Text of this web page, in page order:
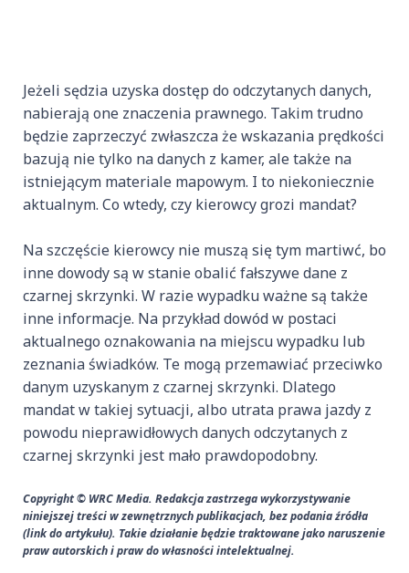
Jeżeli sędzia uzyska dostęp do odczytanych danych,
nabierają one znaczenia prawnego. Takim trudno
będzie zaprzeczyć zwłaszcza że wskazania prędkości
bazują nie tylko na danych z kamer, ale także na
istniejącym materiale mapowym. I to niekoniecznie
aktualnym. Co wtedy, czy kierowcy grozi mandat?
Na szczęście kierowcy nie muszą się tym martiwć, bo
inne dowody są w stanie obalić fałszywe dane z
czarnej skrzynki. W razie wypadku ważne są także
inne informacje. Na przykład dowód w postaci
aktualnego oznakowania na miejscu wypadku lub
zeznania świadków. Te mogą przemawiać przeciwko
danym uzyskanym z czarnej skrzynki. Dlatego
mandat w takiej sytuacji, albo utrata prawa jazdy z
powodu nieprawidłowych danych odczytanych z
czarnej skrzynki jest mało prawdopodobny.
Copyright © WRC Media. Redakcja zastrzega wykorzystywanie
niniejszej treści w zewnętrznych publikacjach, bez podania źródła
(link do artykułu). Takie działanie będzie traktowane jako naruszenie
praw autorskich i praw do własności intelektualnej.